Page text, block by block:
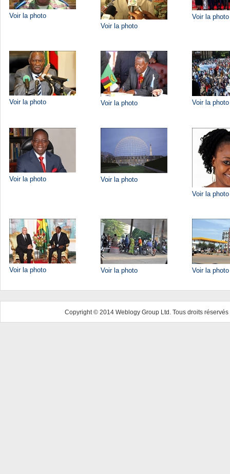
Voir la photo
Voir la photo
Voir la photo
Voir la photo Voir la photo Voir la photo
Voir la photo
Voir la photo
Voir la photo
Voir la photo Voir la photo Voir la photo
Copyright © 2014 Weblogy Group Ltd. Tous droits